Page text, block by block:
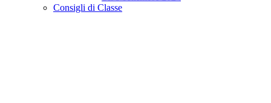
Consigli di Classe